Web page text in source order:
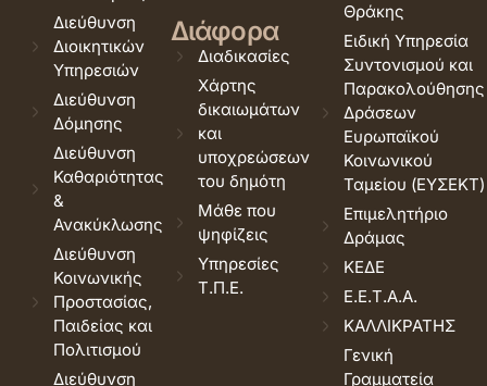
Διεύθυνση
Διοικητικών
Υπηρεσιών
Διεύθυνση
Δόμησης
Διεύθυνση
Καθαριότητας
&
Ανακύκλωσης
Διεύθυνση
Κοινωνικής
Προστασίας,
Παιδείας και
Πολιτισμού
Διεύθυνση
Διάφορα
Διαδικασίες
Χάρτης
δικαιωμάτων
και
υποχρεώσεων
του δημότη
Μάθε που
ψηφίζεις
Υπηρεσίες
Τ.Π.Ε.
Θράκης
Ειδική Υπηρεσία
Συντονισμού και
Παρακολούθησης
Δράσεων
Ευρωπαϊκού
Κοινωνικού
Ταμείου (ΕΥΣΕΚΤ)
Επιμελητήριο
Δράμας
ΚΕΔΕ
Ε.Ε.Τ.Α.Α.
ΚΑΛΛΙΚΡΑΤΗΣ
Γενική
Γραμματεία